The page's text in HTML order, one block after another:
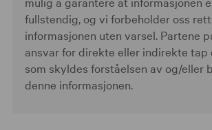
fullstendig, og vi forbeholder oss
informasjonen uten varsel. Partene
ansvar for direkte eller indirekte
som skyldes forståelsen av og/eller
denne informasjonen.